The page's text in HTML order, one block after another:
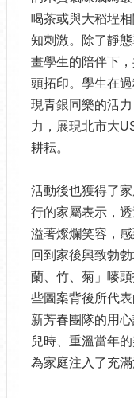
喝茶或與大稻埕
知刺激。除了靜
畫學生的陪伴下
頭拓印。學生在
現青銀同樂的活
力，展現北市大
耕耘。
活動後也獲得了
行的家屬表示，
溢著燦爛笑容，
回到家後興致勃
蘭、竹、菊」嘜
些圖案背後所代
新芳春團隊的用
兒時、重溫當年
為家庭注入了充滿